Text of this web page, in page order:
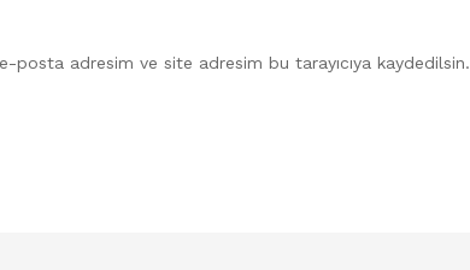
posta adresim ve site adresim bu tarayıcıya kaydedilsin.